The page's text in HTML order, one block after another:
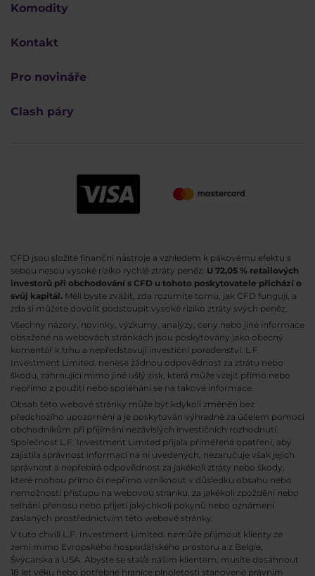
Komodity
Kontakt
Pro novináře
Clash páry
CFD jsou složité finanční nástroje a vzhledem k pákovému efektu s
sebou nesou vysoké riziko rychlé ztráty peněz. U 72,05 % retailových
investorů při obchodování s CFD u tohoto poskytovatele přichází o
svůj kapitál. Měli byste zvážit, zda rozumíte tomu, jak CFD fungují, a
zda si můžete dovolit podstoupit vysoké riziko ztráty svých peněz.
Všechny názory, novinky, výzkumy, analýzy, ceny nebo jiné informace
obsažené na webovách stránkách jsou poskytovány jako obecný
komentář k trhu a nepředstavují investiční poradenství. L.F.
Investment Limited. nenese žádnou odpovědnost za ztrátu nebo
škodu, zahrnující mimo jiné ušlý zisk, která může vzejít přímo nebo
nepřímo z použití nebo spoléhání se na takové informace.
Obsah této webové stránky může být kdykoli změněn bez
předchozího upozornění a je poskytován výhradně za účelem pomoci
obchodníkům při přijímání nezávislých investičních rozhodnutí.
Společnost L.F. Investment Limited přijala přiměřená opatření, aby
zajistila správnost informací na ní uvedených, nezaručuje však jejich
správnost a nepřebírá odpovědnost za jakékoli ztráty nebo škody,
které mohou přímo či nepřímo vzniknout v důsledku obsahu nebo
nemožnosti přístupu na webovou stránku, za jakékoli zpoždění nebo
selhání přenosu nebo přijetí jakýchkoli pokynů nebo oznámení
zaslaných prostřednictvím této webové stránky.
V tuto chvíli L.F. Investment Limited. nemůže přijmout klienty ze
zemí mimo Evropského hospodářského prostoru a z Belgie,
Švýcarska a USA. Abyste se stal/a naším klientem, musíte dosáhnout
18 let věku nebo potřebné hranice plnoletosti stanovené právním